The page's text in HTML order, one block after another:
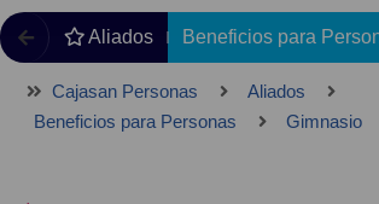
Aliados Beneficios para
Cajasan Personas
Aliados
Beneficios para Personas
Gimnasio